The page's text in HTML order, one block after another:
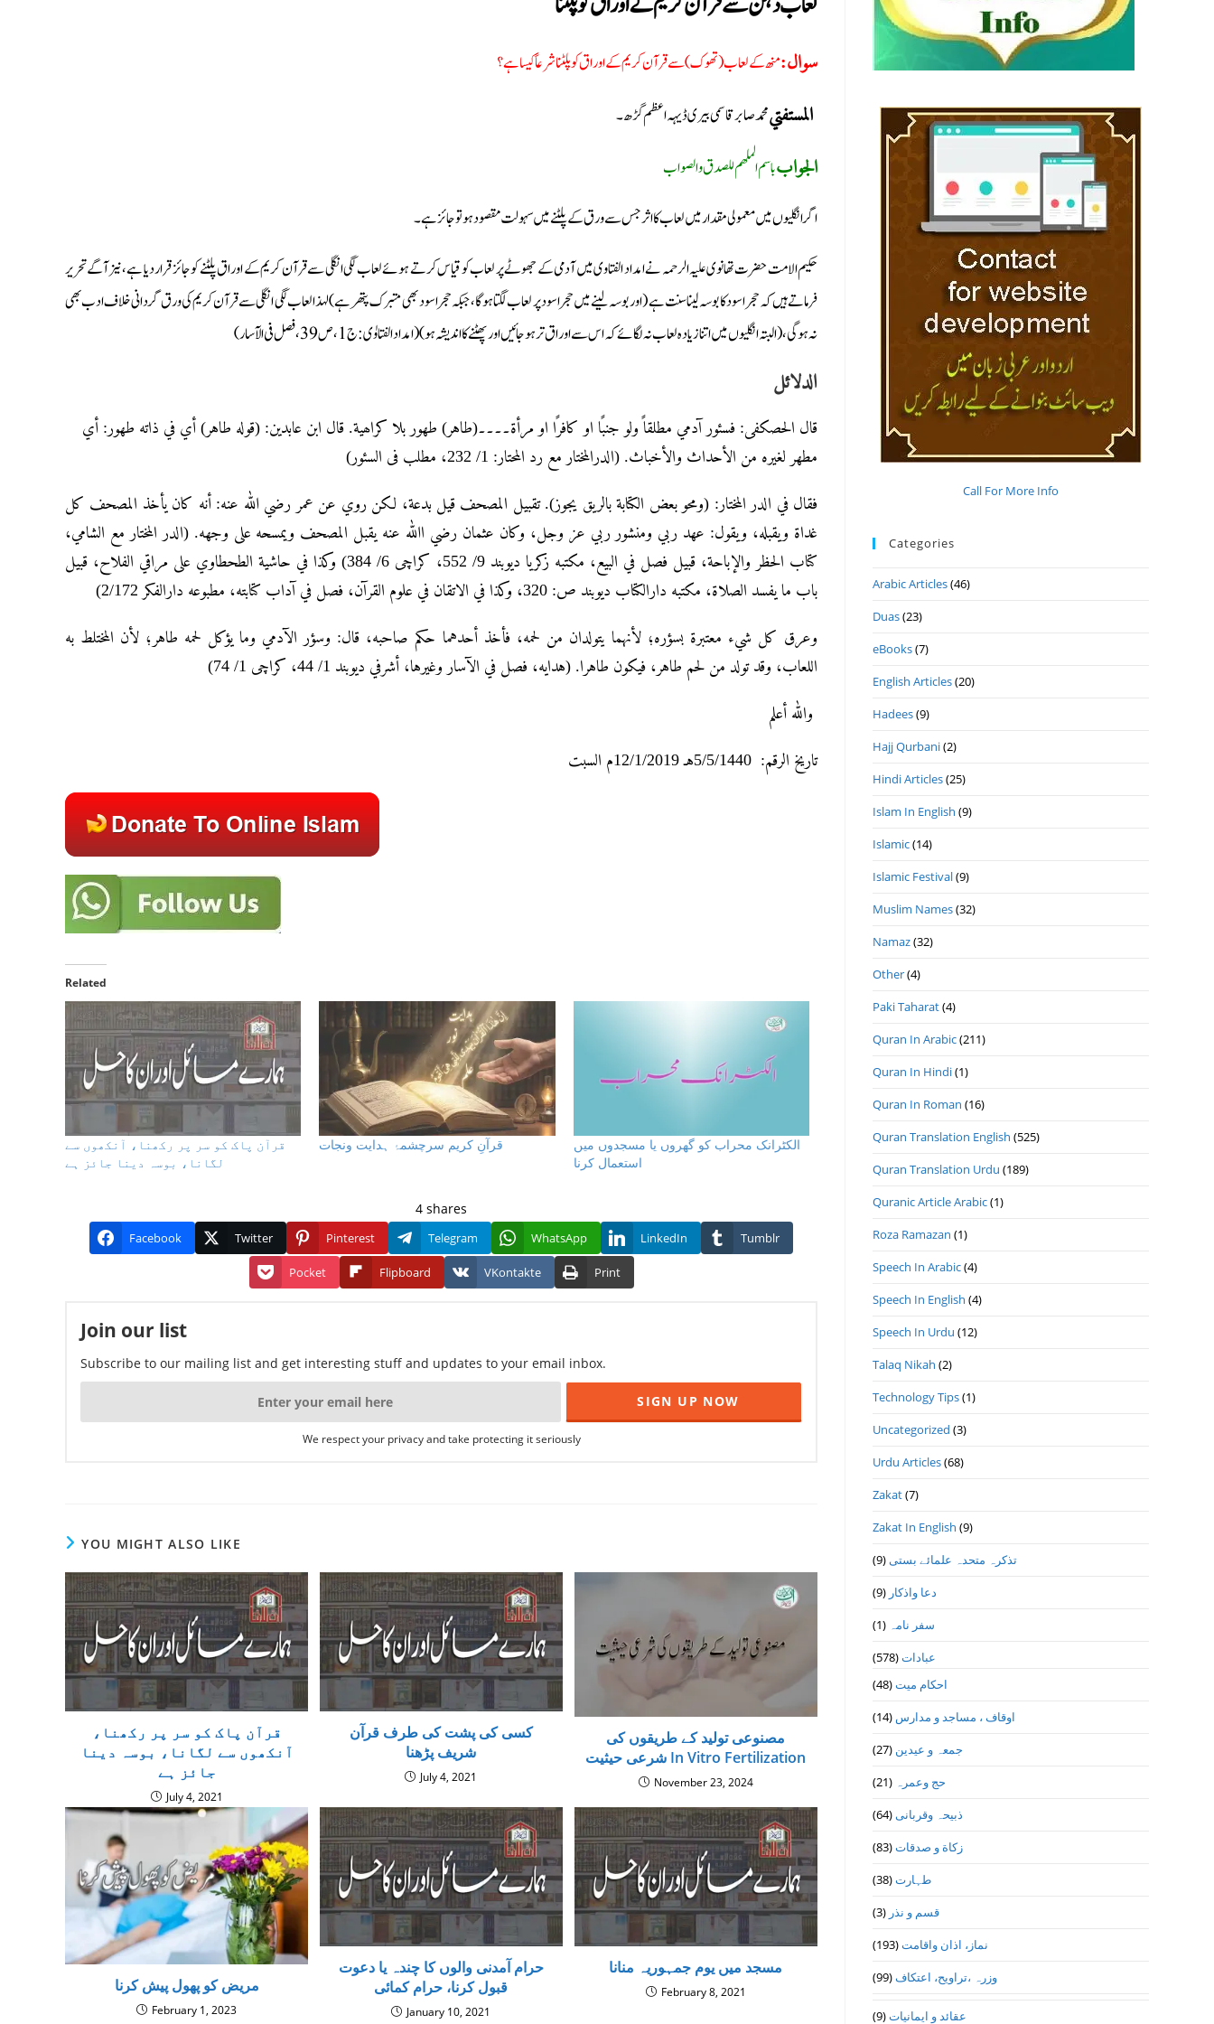
سوال:منھ کے لعاب ( تھوک) سے قرآن کریم کے اوراق کو پلٹنا شرعاً کیسا ہے؟
المستفتيمحمد صابر قاسمی بیری ڈیہہ اعظم گڑھ۔
الجوابباسم الملهم للصدق والصواب
اگر انگلیوں میں معمولی مقدار میں لعاب کا اثر جس سے ورق کے پلٹنے میں سہولت مقصود ہو تو جائز ہے۔
حکیم الامت حضرت تھانوی علیہ الرحمہ نے امداد الفتاوی میں آدمی کے جھوٹے پر لعاب کو قیاس کرتے ہوئے لعاب لگی انگلی سے قرآن کریم کے اوراق پلٹنے کو جائز قرار دیا ہے، نیز آگے تحریر
فرماتے ہیں کہ حجر اسود کا بوسہ لینا سنت ہے (اور بوسہ لینے میں حجر اسود پر لعاب لگتا ہوگا، جبکہ حجر اسود بھی متبرک پتھر ہے) لہذا لعاب لگی انگلی سے قرآن کریم کی ورق گردانی خلاف ادب بھی
نہ ہوگی، (البتہ انگلیوں میں اتنا زیادہ لعاب نہ لگائے کہ اس سے اوراق تر ہوجائیں اور پھٹنے کا اندیشہ ہو) (امداد الفتاوٰی: ج1،ص39، فصل فی الآسار)
الدلائل
قال الحصکفی: فسئور آدمي مطلقاً ولو جنبًا او کافرًا او مرأة۔۔۔۔(طاهر) طھور بلا کراھیة. قال ابن عابدین: (قوله طاهر) أي في ذاته طهور: أي
مطهر لغیره من الأحداث والأخباث. (الدرالمختار مع رد المحتار: 1/ 232، مطلب فی السئور)
فقال في الدر المختار: (ومحو بعض الكتابة بالريق يجوز). تقبیل المصحف قیل بدعة، لکن روي عن عمر رضي ﷲ عنه: أنه کان یأخذ المصحف کل
غداة ویقبله، ویقول: عهد ربي ومنشور ربي عز وجل، وکان عثمان رضي اﷲ عنه یقبل المصحف ویمسحه علی وجهه. (الدر المختار مع الشامي،
کتاب الحظر والإباحة، قبیل فصل في البیع، مکتبه زکریا دیوبند 9/ 552، کراچی 6/ 384) وکذا في حاشیة الطحطاوي علی مراقي الفلاح، قبیل
باب ما یفسد الصلاة، مکتبه دارالکتاب دیوبند ص: 320، وکذا في الاتقان في علوم القرآن، فصل في آداب کتابته، مطبوعه دارالفکر 2/172)
وعرق کل شيء معتبرة بسؤره؛ لأنهما یتولدان من لحمه، فأخذ أحدهما حکم صاحبه، قال: وسؤر الآدمي وما یؤکل لحمه طاهر؛ لأن المختلط به
اللعاب، وقد تولد من لحم طاهر، فیکون طاهرا. (هدایه، فصل في الآسار وغیرها، أشرفي دیوبند 1/ 44، کراچی 1/ 74)
والله أعلم
تاريخ الرقم: 5/5/1440هـ 12/1/2019م السبت
Related
قرآن پاک کو سر پر رکھنا، آنکھوں سے
لگانا، بوسہ دینا جائز ہے
قرآنِ کریم سرچشمۂ ہدایت ونجات
الکٹرانک محراب کو گھروں یا مسجدوں میں
استعمال کرنا
4 shares
Facebook Twitter Pinterest Telegram WhatsApp LinkedIn Tumblr
Pocket Flipboard VKontakte Print
Join our list
Subscribe to our mailing list and get interesting stuff and updates to your email inbox.
We respect your privacy and take protecting it seriously
YOU MIGHT ALSO LIKE
قرآن پاک کو سر پر رکھنا،
آنکھوں سے لگانا، بوسہ دینا
جائز ہے
July 4, 2021
کسی کی پشت کی طرف قرآن
شریف پڑھنا
July 4, 2021
مصنوعی تولید كے طريقوں كى
شرعى حيثيت In Vitro Fertilization
November 23, 2024
مریض کو پھول پیش کرنا
February 1, 2023
حرام آمدنی والوں کا چندہ یا دعوت
قبول کرنا، حرام کمائی
January 10, 2021
مسجد میں یوم جمہوریہ منانا
February 8, 2021
Call For More Info
Categories
Arabic Articles(46)
Duas(23)
eBooks(7)
English Articles(20)
Hadees(9)
Hajj Qurbani(2)
Hindi Articles(25)
Islam In English (9)
Islamic(14)
Islamic Festival(9)
Muslim Names(32)
Namaz(32)
Other(4)
Paki Taharat(4)
Quran In Arabic(211)
Quran In Hindi(1)
Quran In Roman (16)
Quran Translation English (525)
Quran Translation Urdu (189)
Quranic Article Arabic(1)
Roza Ramazan (1)
Speech In Arabic(4)
Speech In English (4)
Speech In Urdu (12)
Talaq Nikah (2)
Technology Tips(1)
Uncategorized (3)
Urdu Articles(68)
Zakat(7)
Zakat In English (9)
تذكرہ متحدہ علمائے بستى(9)
دعا واذكار (9)
سفر نامہ (1)
عبادات(578)
احکام میت(48)
اوقاف ، مساجد و مدارس (14)
جمعہ و عیدین (27)
حج وعمرہ (21)
ذبیحہ وقربانی(64)
زکاة و صدقات(83)
طہارت(38)
قسم و نذر (3)
نماز، اذان واقامت(193)
وزرہ ،تراويح، اعتكاف(99)
عقائد و ایمانیات(9)